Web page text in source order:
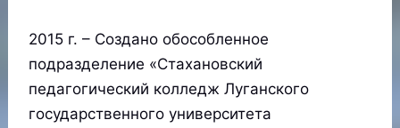
2015 г. – Создано обособленное
подразделение «Стахановский
педагогический колледж Луганского
государственного университета